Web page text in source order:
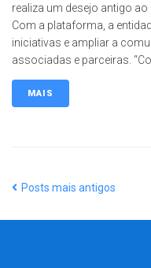
realiza um desejo antigo
Com a plataforma, a
iniciativas e ampliar a
associadas e parceiras.
MAIS
Posts mais antigos